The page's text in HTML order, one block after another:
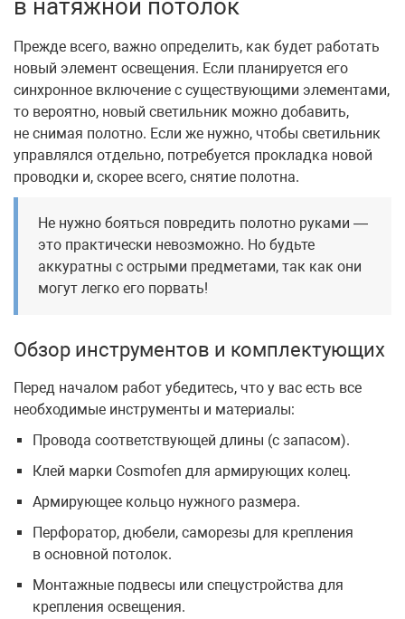
в натяжной потолок
Прежде всего, важно определить, как будет работать
новый элемент освещения. Если планируется его
синхронное включение с существующими элементами,
то вероятно, новый светильник можно добавить,
не снимая полотно. Если же нужно, чтобы светильник
управлялся отдельно, потребуется прокладка новой
проводки и, скорее всего, снятие полотна.
Не нужно бояться повредить полотно руками —
это практически невозможно. Но будьте
аккуратны с острыми предметами, так как они
могут легко его порвать!
Обзор инструментов и комплектующих
Перед началом работ убедитесь, что у вас есть все
необходимые инструменты и материалы:
Провода соответствующей длины (с запасом).
Клей марки Cosmofen для армирующих колец.
Армирующее кольцо нужного размера.
Перфоратор, дюбели, саморезы для крепления
в основной потолок.
Монтажные подвесы или спецустройства для
крепления освещения.